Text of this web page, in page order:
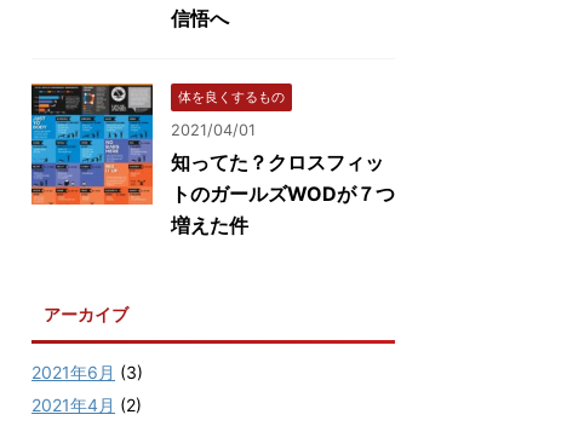
信悟へ
体を良くするもの
2021/04/01
知ってた？クロスフィッ
トのガールズWODが７つ
増えた件
アーカイブ
2021年6月 (3)
2021年4月 (2)